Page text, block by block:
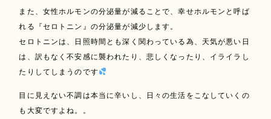
また、女性ホルモンの分泌量が減ることで、幸せホルモンと呼ば
れる『セロトニン』の分泌量が減少します。
セロトニンは、日照時間とも深く関わっている為、天気が悪い日
は、訳もなく不安感に襲われたり、悲しくなったり、イライラし
たりしてしまうのです
目に見えない不調は本当に辛いし、日々の生活をこなしていくの
も大変ですよね。。